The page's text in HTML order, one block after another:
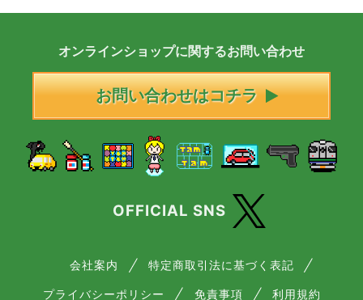
オンラインショップに関するお問い合わせ
お問い合わせはコチラ
OFFICIAL SNS
会社案内 特定商取引法に基づく表記
プライバシーポリシー 免責事項 利用規約